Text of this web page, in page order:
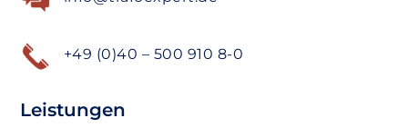
+49 (0)40 – 500 910 8-0
Leistungen